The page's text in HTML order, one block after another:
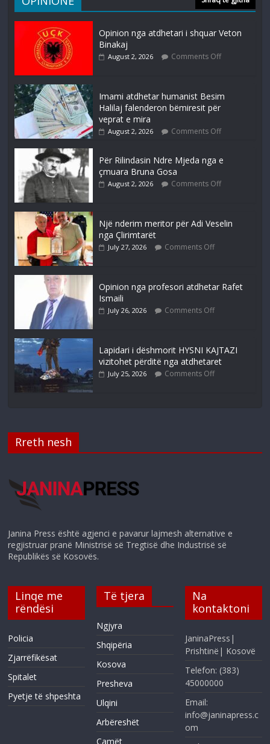
Opinion nga atdhetari i shquar Veton
Binakaj
August 2, 2026 Comments Off
Imami atdhetar humanist Besim
Halilaj falenderon bëmiresit për
veprat e mira
August 2, 2026 Comments Off
Për Rilindasin Ndre Mjeda nga e
çmuara Bruna Gosa
August 2, 2026 Comments Off
Një nderim meritor për Adi Veselin
nga Çlirimtarët
July 27, 2026 Comments Off
Opinion nga profesori atdhetar Rafet
Ismaili
July 26, 2026 Comments Off
Lapidari i dëshmorit HYSNI KAJTAZI
vizitohet përditë nga atdhetaret
July 25, 2026 Comments Off
Rreth nesh
Janina Press është agjenci e pavarur lajmesh alternative e
regjistruar pranë Ministrisë së Tregtisë dhe Industrisë së
Republikës së Kosovës.
Linqe me
rëndësi
Policia
Zjarrëfikësat
Spitalet
Pyetje të shpeshta
Të tjera
Ngjyra
Shqipëria
Kosova
Presheva
Ulqini
Arbëreshët
Çamët
Na
kontaktoni
JaninaPress|
Prishtinë| Kosovë
Telefon: (383)
45000000
Email:
info@janinapress.c
om